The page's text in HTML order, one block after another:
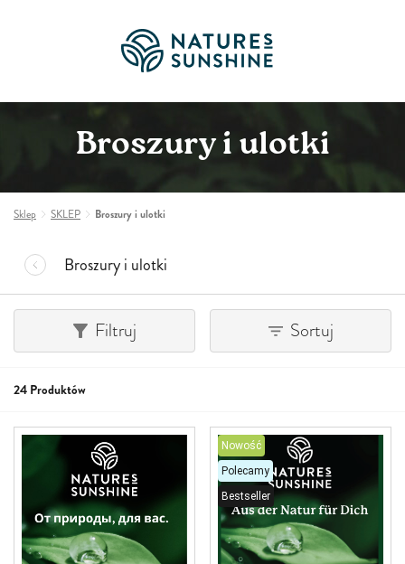
Broszury i ulotki
Sklep SKLEP Broszury i ulotki
Broszury i ulotki
Filtruj Sortuj
24 Produktów
Nowość
Polecamy
Bestseller